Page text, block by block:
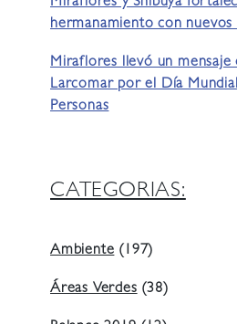
Miraflores y Shibuya
hermanamiento con nuevos
Miraflores llevó un mensaje
Larcomar por el Día
Personas
CATEGORIAS:
Ambiente(197)
Áreas Verdes(38)